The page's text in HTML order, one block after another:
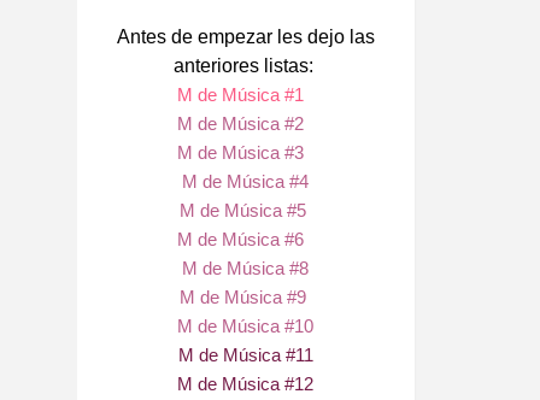
Antes de empezar les dejo las
anteriores listas:
M de Música #1
M de Música #2
M de Música #3
M de Música #4
M de Música #5
M de Música #6
M de Música #8
M de Música #9
M de Música #10
M de Música #11
M de Música #12